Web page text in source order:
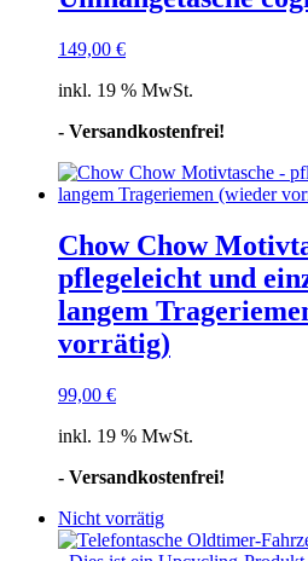
149,00 €
inkl. 19 % MwSt.
- Versandkostenfrei!
Chow Chow
pflegeleicht und
langem
vorrätig)
99,00 €
inkl. 19 % MwSt.
- Versandkostenfrei!
Nicht vorrätig